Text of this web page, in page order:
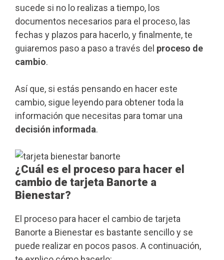
sucede si no lo realizas a tiempo, los
documentos necesarios para el proceso, las
fechas y plazos para hacerlo, y finalmente, te
guiaremos paso a paso a través del proceso de
cambio.
Así que, si estás pensando en hacer este
cambio, sigue leyendo para obtener toda la
información que necesitas para tomar una
decisión informada.
¿Cuál es el proceso para hacer el
cambio de tarjeta Banorte a
Bienestar?
El proceso para hacer el cambio de tarjeta
Banorte a Bienestar es bastante sencillo y se
puede realizar en pocos pasos. A continuación,